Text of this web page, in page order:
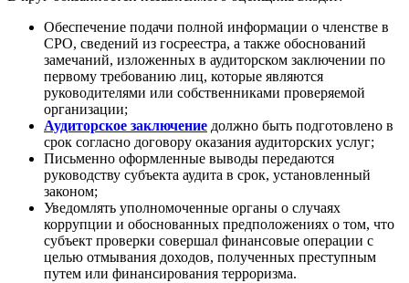
Обеспечение подачи полной информации о членстве в
СРО, сведений из госреестра, а также обоснований
замечаний, изложенных в аудиторском заключении по
первому требованию лиц, которые являются
руководителями или собственниками проверяемой
организации;
Аудиторское заключение должно быть подготовлено в
срок согласно договору оказания аудиторских услуг;
Письменно оформленные выводы передаются
руководству субъекта аудита в срок, установленный
законом;
Уведомлять уполномоченные органы о случаях
коррупции и обоснованных предположениях о том, что
субъект проверки совершал финансовые операции с
целью отмывания доходов, полученных преступным
путем или финансирования терроризма.